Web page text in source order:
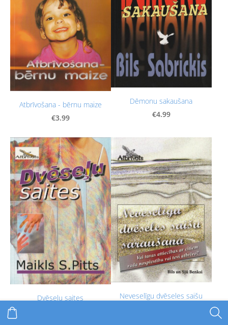
Atbrīvošana - bērnu maize
€3.99
Dēmonu sakaušana
€4.99
Dvēseļu saites
Neveselīgu dvēseles saišu